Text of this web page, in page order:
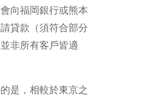
向福岡銀行或熊本
貸款（須符合部分
非所有客戶皆適
是，相較於東京之